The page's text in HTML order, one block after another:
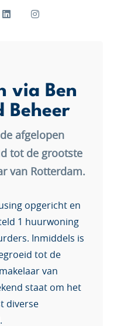
via Ben
Beheer
afgelopen
tot de grootste
van Rotterdam.
opgericht en
1 huurwoning
Inmiddels is
tot de
van
staat om het
diverse